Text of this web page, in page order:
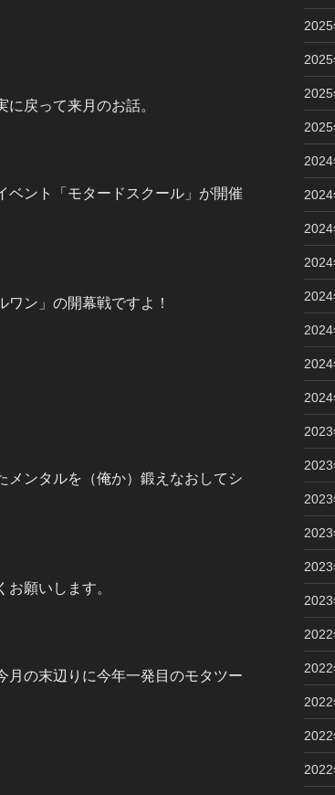
戻って来月のお話。
ベント「モタードスクール」が開催
ン」の開幕戦ですよ！
メンタルを（俺か）鍛えなおしてシ
願いします。
月の末辺りに今年一発目のモタツー
2025
2025
2025
2025
2024
2024
2024
2024
2024
2024
2024
2024
2023
2023
2023
2023
2023
2023
2022
2022
2022
2022
2022